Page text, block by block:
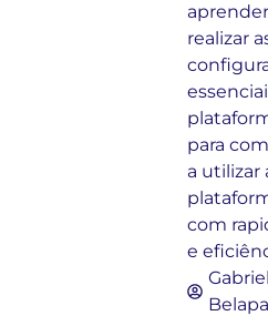
realizar
para
a utilizar
com
e